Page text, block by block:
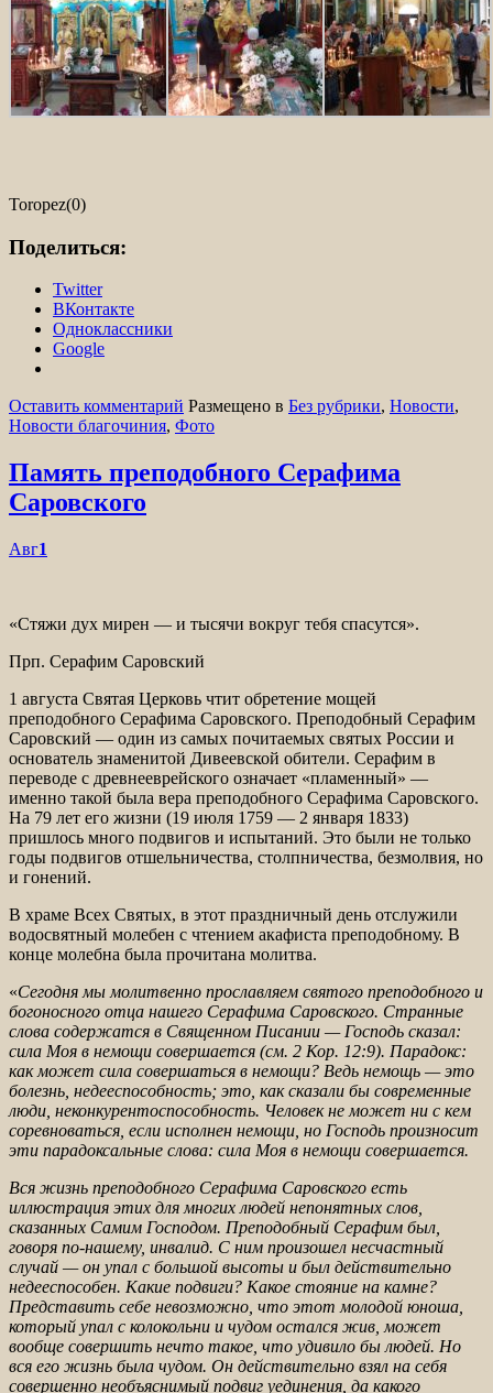
Toropez(0)
Поделиться:
Twitter
ВКонтакте
Одноклассники
Google
Оставить комментарий Размещено в Без рубрики, Новости,
Новости благочиния, Фото
Память преподобного Серафима
Саровского
Авг1
«Стяжи дух мирен — и тысячи вокруг тебя спасутся».
Прп. Серафим Саровский
1 августа Святая Церковь чтит обретение мощей
преподобного Серафима Саровского. Преподобный Серафим
Саровский — один из самых почитаемых святых России и
основатель знаменитой Дивеевской обители. Серафим в
переводе с древнееврейского означает «пламенный» —
именно такой была вера преподобного Серафима Саровского.
На 79 лет его жизни (19 июля 1759 — 2 января 1833)
пришлось много подвигов и испытаний. Это были не только
годы подвигов отшельничества, столпничества, безмолвия, но
и гонений.
В храме Всех Святых, в этот праздничный день отслужили
водосвятный молебен с чтением акафиста преподобному. В
конце молебна была прочитана молитва.
«Сегодня мы молитвенно прославляем святого преподобного и
богоносного отца нашего Серафима Саровского. Странные
слова содержатся в Священном Писании — Господь сказал:
сила Моя в немощи совершается (см. 2 Кор. 12:9). Парадокс:
как может сила совершаться в немощи? Ведь немощь — это
болезнь, недееспособность; это, как сказали бы современные
люди, неконкурентоспособность. Человек не может ни с кем
соревноваться, если исполнен немощи, но Господь произносит
эти парадоксальные слова: сила Моя в немощи совершается.
Вся жизнь преподобного Серафима Саровского есть
иллюстрация этих для многих людей непонятных слов,
сказанных Самим Господом. Преподобный Серафим был,
говоря по-нашему, инвалид. С ним произошел несчастный
случай — он упал с большой высоты и был действительно
недееспособен. Какие подвиги? Какое стояние на камне?
Представить себе невозможно, что этот молодой юноша,
который упал с колокольни и чудом остался жив, может
вообще совершить нечто такое, что удивило бы людей. Но
вся его жизнь была чудом. Он действительно взял на себя
совершенно необъяснимый подвиг уединения, да какого